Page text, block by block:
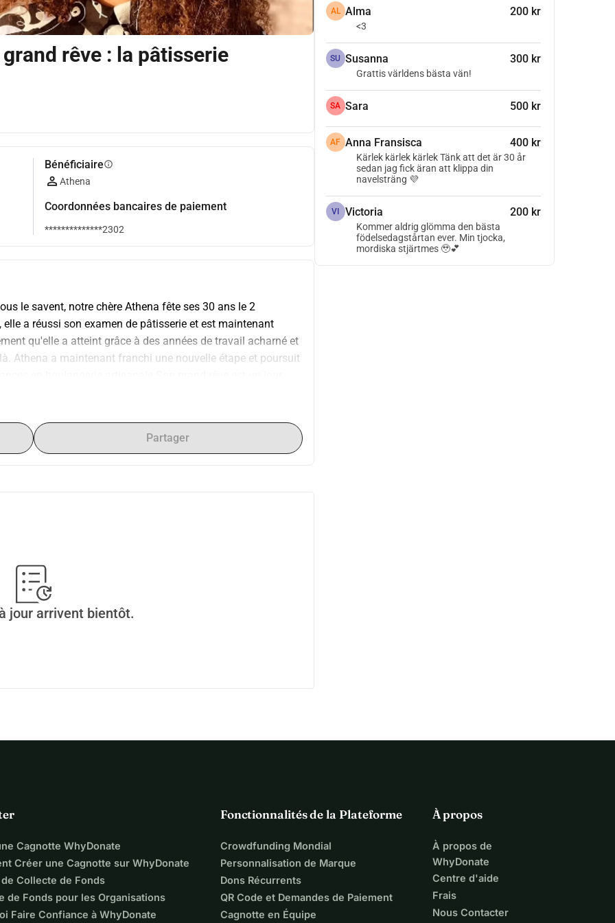
rêve : la pâtisserie
Bénéficiaireinfo
Athena
Coordonnées bancaires de paiement
**************2302
le savent, notre chère Athena fête ses 30 ans le 2
a réussi son examen de pâtisserie et est maintenant
qu'elle a atteint grâce à des années de travail acharné et
Athena a maintenant franchi une nouvelle étape et poursuit
un petit coup de pouce dans la bonne direction, et en même
quelqu'un se sente sous pression ou que cela concerne la
un don symbolique, petit ou grand, qui deviendra une
Partager
jour arrivent bientôt.
AL Alma 200 kr
<3
SU Susanna 300 kr
Grattis världens bästa vän!
SA Sara 500 kr
AF Anna Fransisca 400 kr
Kärlek kärlek kärlek Tänk att det är 30 år
sedan jag fick äran att klippa din
navelsträng 💜
VI Victoria 200 kr
Kommer aldrig glömma den bästa
födelsedagstårtan ever. Min tjocka,
mordiska stjärtmes 🥹💕
Cagnotte WhyDonate
Créer une Cagnotte sur WhyDonate
Collecte de Fonds
de Fonds pour les Organisations
Faire Confiance à WhyDonate
Fonctionnalités de la Plateforme
Crowdfunding Mondial
Personnalisation de Marque
Dons Récurrents
QR Code et Demandes de Paiement
Cagnotte en Équipe
À propos
À propos de
WhyDonate
Centre d'aide
Frais
Nous Contacter